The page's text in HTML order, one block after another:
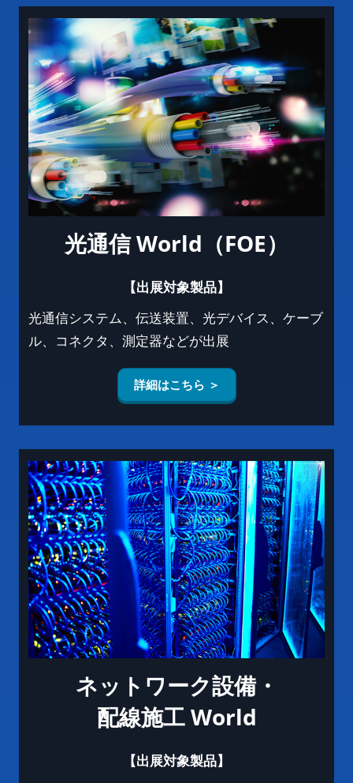
光通信 World（FOE）
【出展対象製品】
光通信システム、伝送装置、光デバイス、ケーブ
ル、コネクタ、測定器などが出展
詳細はこちら ＞
ネットワーク設備・
配線施工 World
【出展対象製品】